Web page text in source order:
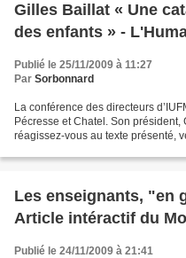
Gilles Baillat « Une
des enfants » -
Publié le 25/11/2009 à 11:27
Par Sorbonnard
La conférence des directeurs
Pécresse et Chatel. Son
réagissez-vous au texte présenté,
Les enseignants, "en
Article
Publié le 24/11/2009 à 21:41